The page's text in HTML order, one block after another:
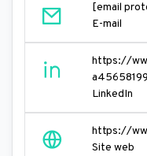
[email
E-mail
https://
a45658199
LinkedIn
https://
Site web